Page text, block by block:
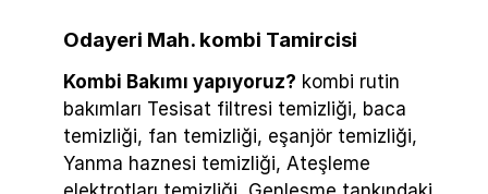
Odayeri Mah. kombi Tamircisi
Kombi Bakımı yapıyoruz? kombi rutin
bakımları Tesisat filtresi temizliği, baca
temizliği, fan temizliği, eşanjör temizliği,
Yanma haznesi temizliği, Ateşleme